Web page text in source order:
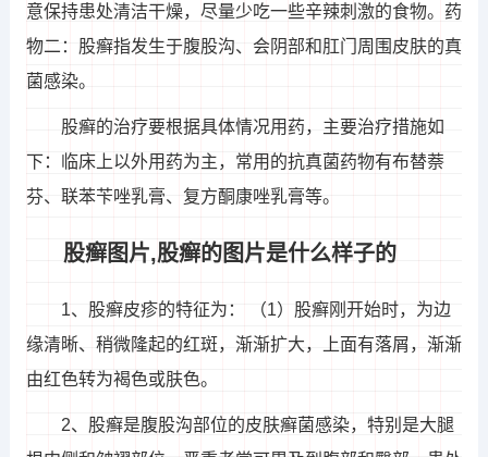
意保持患处清洁干燥，尽量少吃一些辛辣刺激的食物。药
物二：股癣指发生于腹股沟、会阴部和肛门周围皮肤的真
菌感染。
股癣的治疗要根据具体情况用药，主要治疗措施如
下：临床上以外用药为主，常用的抗真菌药物有布替萘
芬、联苯苄唑乳膏、复方酮康唑乳膏等。
股癣图片,股癣的图片是什么样子的
1、股癣皮疹的特征为： （1）股癣刚开始时，为边
缘清晰、稍微隆起的红斑，渐渐扩大，上面有落屑，渐渐
由红色转为褐色或肤色。
2、股癣是腹股沟部位的皮肤癣菌感染，特别是大腿